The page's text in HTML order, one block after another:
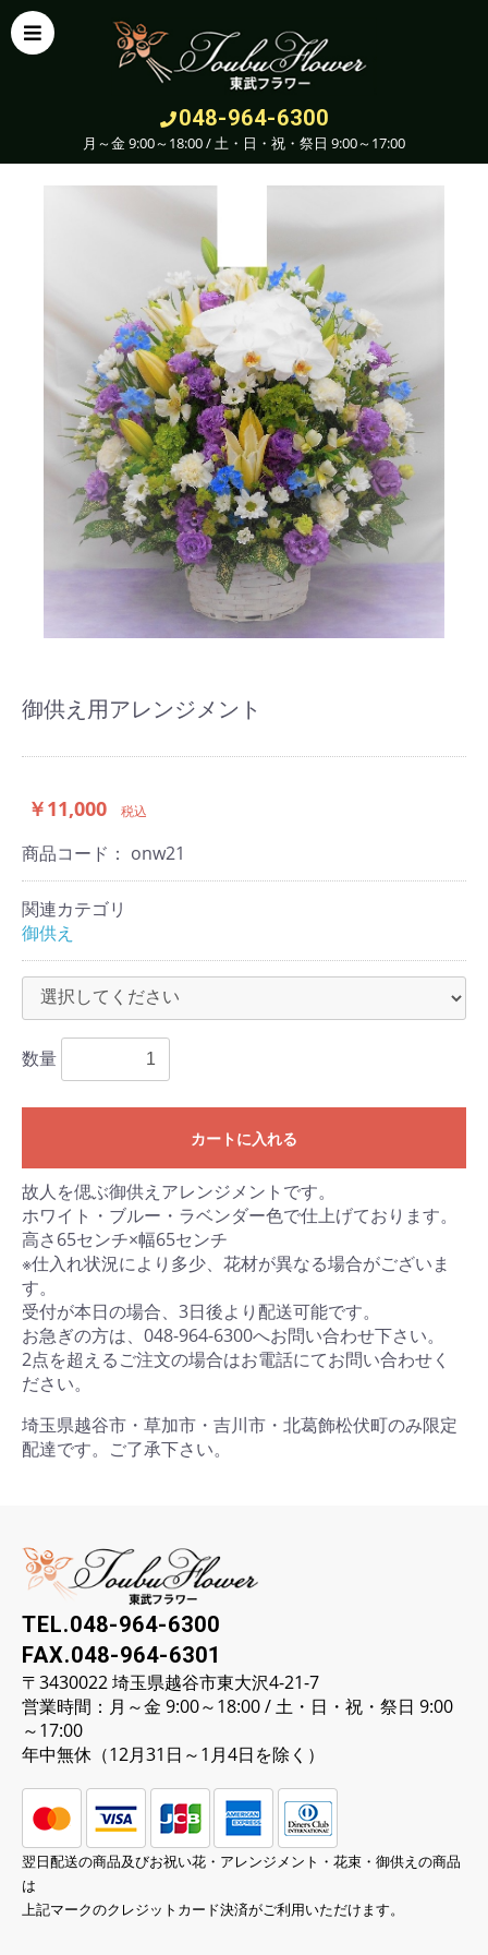
048-964-6300
月～金 9:00～18:00 / 土・日・祝・祭日 9:00～17:00
御供え用アレンジメント
￥11,000 税込
商品コード： onw21
関連カテゴリ
御供え
数量
カートに入れる
故人を偲ぶ御供えアレンジメントです。
ホワイト・ブルー・ラベンダー色で仕上げております。
高さ65センチ×幅65センチ
※仕入れ状況により多少、花材が異なる場合がございま
す。
受付が本日の場合、3日後より配送可能です。
お急ぎの方は、048-964-6300へお問い合わせ下さい。
2点を超えるご注文の場合はお電話にてお問い合わせく
ださい。
埼玉県越谷市・草加市・吉川市・北葛飾松伏町のみ限定
配達です。ご了承下さい。
TEL.048-964-6300
FAX.048-964-6301
〒3430022 埼玉県越谷市東大沢4-21-7
営業時間：月～金 9:00～18:00 / 土・日・祝・祭日 9:00
～17:00
年中無休（12月31日～1月4日を除く）
翌日配送の商品及びお祝い花・アレンジメント・花束・御供えの商品
は
上記マークのクレジットカード決済がご利用いただけます。